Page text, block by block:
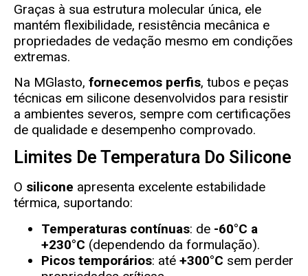
Graças à sua estrutura molecular única, ele
mantém flexibilidade, resistência mecânica e
propriedades de vedação mesmo em condições
extremas.
Na MGlasto, fornecemos perfis, tubos e peças
técnicas em silicone desenvolvidos para resistir
a ambientes severos, sempre com certificações
de qualidade e desempenho comprovado.
Limites De Temperatura Do Silicone
O silicone apresenta excelente estabilidade
térmica, suportando:
Temperaturas contínuas: de -60°C a
+230°C (dependendo da formulação).
Picos temporários: até +300°C sem perder